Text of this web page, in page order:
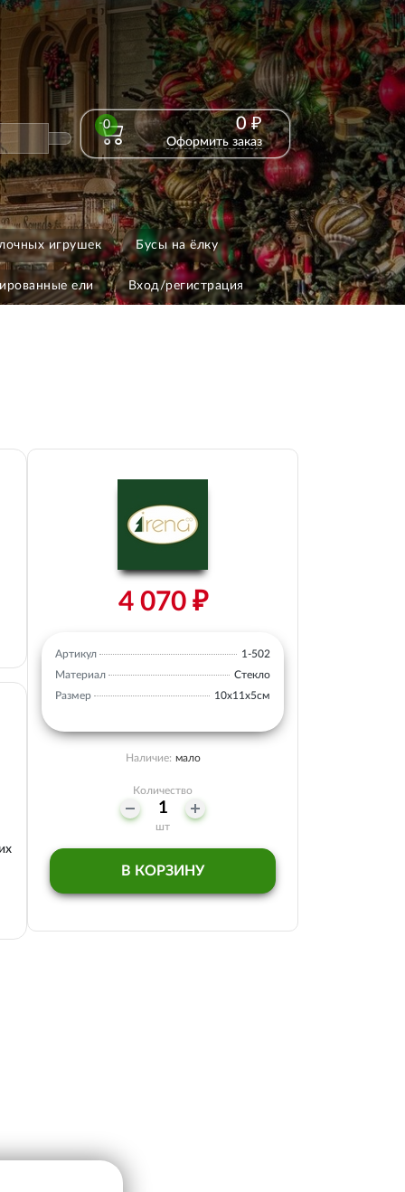
0 0 ₽
Оформить заказ
игрушек Бусы на ёлку
ели Вход/регистрация
4 070 ₽
Артикул
1-502
Материал
Стекло
Размер
10х11х5см
Наличие: мало
Количество
шт
В КОРЗИНУ